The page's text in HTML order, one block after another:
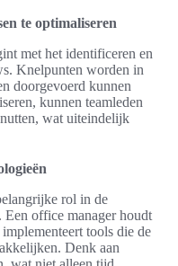
te optimaliseren
met het identificeren en
Knelpunten worden in
doorgevoerd kunnen
kunnen teamleden
wat uiteindelijk
rol in de
Een office manager houdt
tools die de
Denk aan